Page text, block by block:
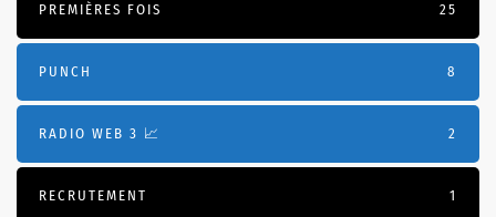
PREMIÈRES FOIS 25
PUNCH 8
RADIO WEB 3 📈 2
RECRUTEMENT 1